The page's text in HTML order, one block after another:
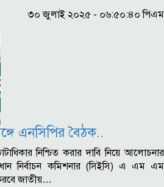
৩০ জুলাই ২০২৫ - ০৬:৫০:৪০ পিএম
এনসিপির বৈঠক..
নিশ্চিত করার দাবি নিয়ে আলোচনার
নির্বাচন কমিশনার (সিইসি) এ এম এম
জাতীয়…